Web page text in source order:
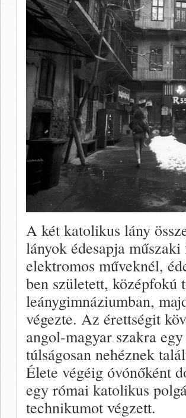
A két katolikus lány
lányok édesapja
elektromos műveknél,
ben született,
leánygimnáziumban,
végezte. Az érettségit
angol-magyar szakra
túlságosan nehéznek
Élete végéig óvónőként
egy római katolikus
technikumot végzett.